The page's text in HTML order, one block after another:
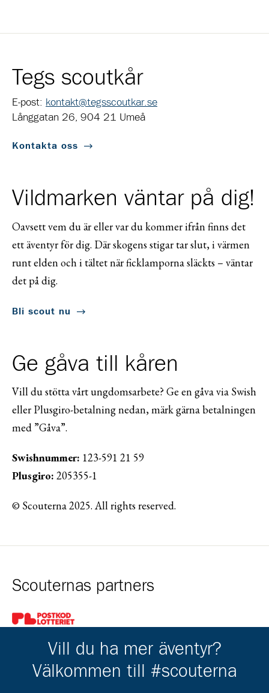
Tegs scoutkår
E-post: kontakt@tegsscoutkar.se
Långgatan 26, 904 21 Umeå
Kontakta oss
Vildmarken väntar på dig!
Oavsett vem du är eller var du kommer ifrån finns det
ett äventyr för dig. Där skogens stigar tar slut, i värmen
runt elden och i tältet när ficklamporna släckts – väntar
det på dig.
Bli scout nu
Ge gåva till kåren
Vill du stötta vårt ungdomsarbete? Ge en gåva via Swish
eller Plusgiro-betalning nedan, märk gärna betalningen
med ”Gåva”.
Swishnummer: 123-591 21 59
Plusgiro: 205355-1
© Scouterna 2025. All rights reserved.
Scouternas partners
Gå till pl_50
Vill du ha mer äventyr?
Välkommen till #scouterna